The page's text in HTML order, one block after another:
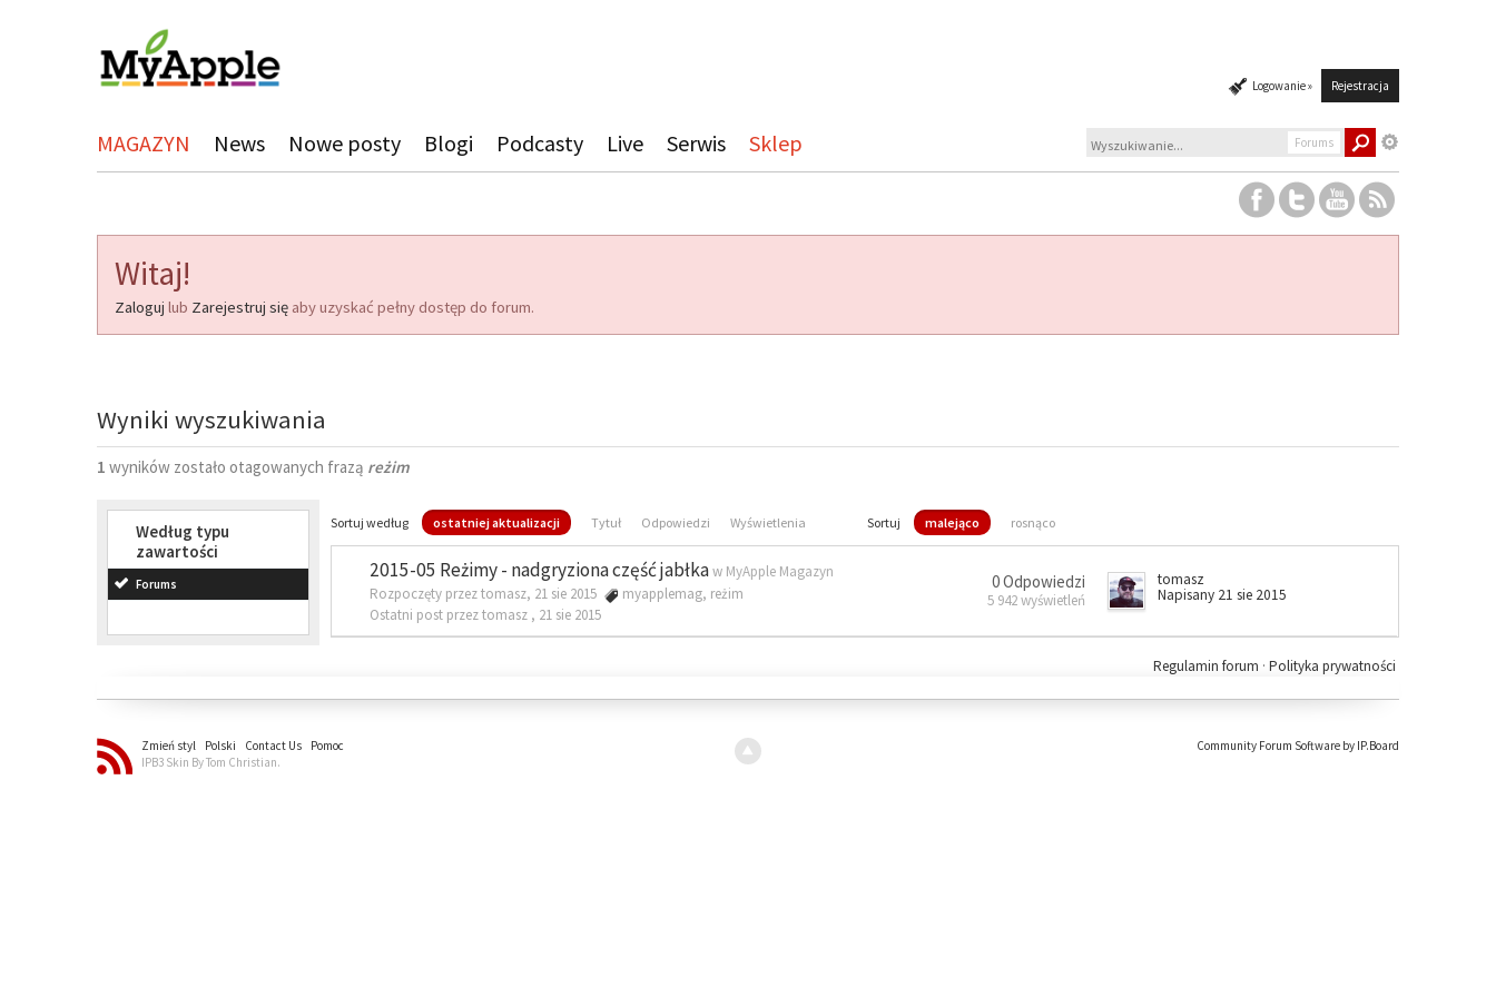
Logowanie » Rejestracja
MAGAZYN News Nowe posty Blogi Podcasty Live Serwis Sklep Forums
Witaj!
Zaloguj lub Zarejestruj się aby uzyskać pełny dostęp do forum.
Wyniki wyszukiwania
1 wyników zostało otagowanych frazą reżim
Według typu
zawartości
Forums
Sortuj według ostatniej aktualizacji Tytuł Odpowiedzi Wyświetlenia Sortuj malejąco rosnąco
2015-05 Reżimy - nadgryziona część jabłkaw MyApple Magazyn
Rozpoczęty przez tomasz, 21 sie 2015
myapplemag, reżim
Ostatni post przez tomasz , 21 sie 2015
0 Odpowiedzi
5 942 wyświetleń
tomasz
Napisany 21 sie 2015
Polityka prywatności
Regulamin forum ·
Zmień styl Polski Contact Us
Pomoc
IPB3 Skin By Tom Christian.
Community Forum Software by IP.Board